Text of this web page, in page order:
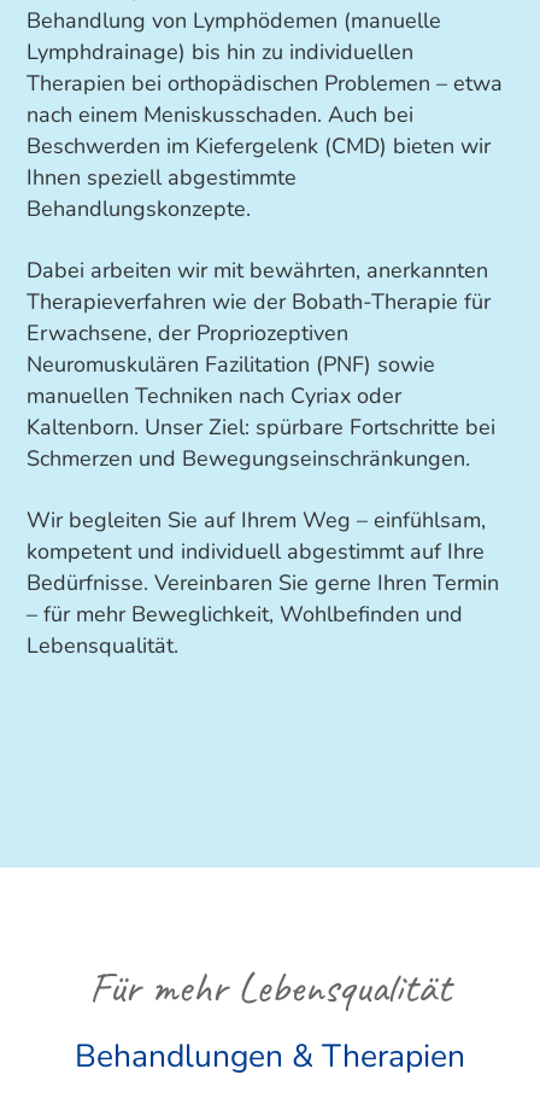
Behandlung von Lymphödemen (manuelle
Lymphdrainage) bis hin zu individuellen
Therapien bei orthopädischen Problemen – etwa
nach einem Meniskusschaden. Auch bei
Beschwerden im Kiefergelenk (CMD) bieten wir
Ihnen speziell abgestimmte
Behandlungskonzepte.
Dabei arbeiten wir mit bewährten, anerkannten
Therapieverfahren wie der Bobath-Therapie für
Erwachsene, der Propriozeptiven
Neuromuskulären Fazilitation (PNF) sowie
manuellen Techniken nach Cyriax oder
Kaltenborn. Unser Ziel: spürbare Fortschritte bei
Schmerzen und Bewegungseinschränkungen.
Wir begleiten Sie auf Ihrem Weg – einfühlsam,
kompetent und individuell abgestimmt auf Ihre
Bedürfnisse. Vereinbaren Sie gerne Ihren Termin
– für mehr Beweglichkeit, Wohlbefinden und
Lebensqualität.
Für mehr Lebensqualität
Behandlungen & Therapien